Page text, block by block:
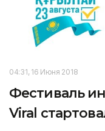
04:31, 16 Июня 2018
Фестиваль
Viral